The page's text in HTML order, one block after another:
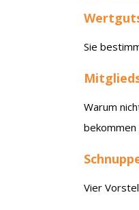
Sie
Warum
bekommen
Vier